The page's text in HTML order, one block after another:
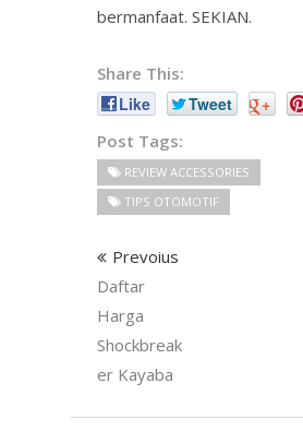
bermanfaat. SEKIAN.
Share This:
Like
Tweet +
Post Tags:
REVIEW ACCESSORIES
TIPS OTOMOTIF
Prevoius
Daftar
Harga
Shockbreak
er Kayaba